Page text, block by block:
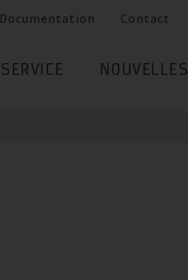
Documentation Contact
SERVICE NOUVELLES